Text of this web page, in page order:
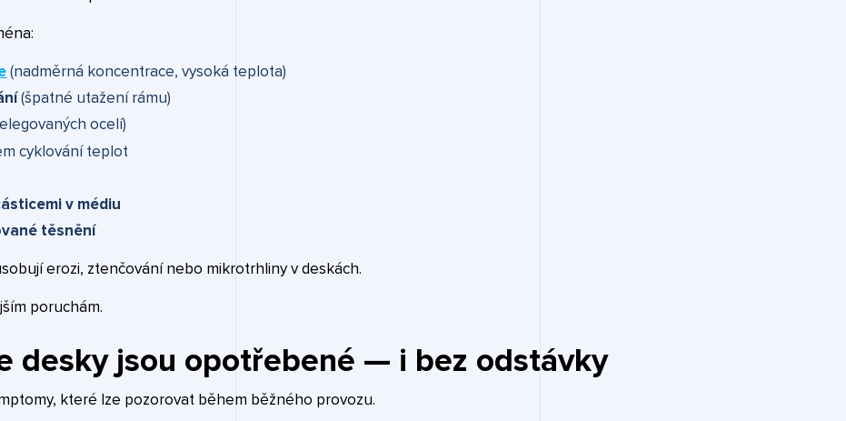
(nadměrná koncentrace, vysoká teplota)
(špatné utažení rámu)
ocelí)
cyklování teplot
v médiu
těsnění
erozi, ztenčování nebo mikrotrhliny v deskách.
poruchám.
desky jsou opotřebené — i bez odstávky
které lze pozorovat během běžného provozu.